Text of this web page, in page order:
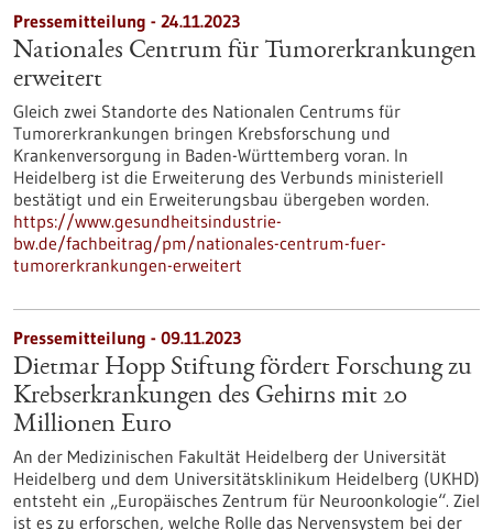
Pressemitteilung - 24.11.2023
Nationales Centrum für Tumorerkrankungen
erweitert
Gleich zwei Standorte des Nationalen Centrums für
Tumorerkrankungen bringen Krebsforschung und
Krankenversorgung in Baden-Württemberg voran. In
Heidelberg ist die Erweiterung des Verbunds ministeriell
bestätigt und ein Erweiterungsbau übergeben worden.
https://www.gesundheitsindustrie-
bw.de/fachbeitrag/pm/nationales-centrum-fuer-
tumorerkrankungen-erweitert
Pressemitteilung - 09.11.2023
Dietmar Hopp Stiftung fördert Forschung zu
Krebserkrankungen des Gehirns mit 20
Millionen Euro
An der Medizinischen Fakultät Heidelberg der Universität
Heidelberg und dem Universitätsklinikum Heidelberg (UKHD)
entsteht ein „Europäisches Zentrum für Neuroonkologie“. Ziel
ist es zu erforschen, welche Rolle das Nervensystem bei der